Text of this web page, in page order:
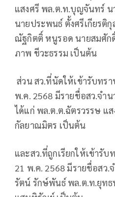
แสงศรี พล.ต.ท.บุญจันทร์ น
นายประพนธ์ ตั้งศรีเกียรติ
ณัฐกิตติ์ หนูรอด นายสมศัก
ภาพ ชีวะธรรม เป็นต้น
ส่วน สว.ที่นัดให้เข้ารับทร
พ.ค. 2568 มีรายชื่อสว.จำ
ได้แก่ พล.ต.ต.ฉัตรวรรษ แ
กัลยาณมิตร เป็นต้น
และสว.ที่ถูกเรียกให้เข้ารั
21 พ.ค. 2568 มีรายชื่อสว.
รัตน์ รักษ์พันธ์ พล.ต.ท.ยุท